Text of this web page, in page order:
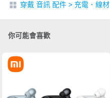
穿戴 音訊 配件 > 充電．線材
你可能會喜歡